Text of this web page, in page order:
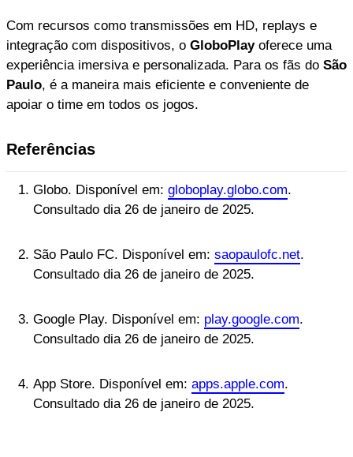
Com recursos como transmissões em HD, replays e
integração com dispositivos, o GloboPlayoferece uma
experiência imersiva e personalizada. Para os fãs do São
Paulo, é a maneira mais eficiente e conveniente de
apoiar o time em todos os jogos.
Referências
Globo. Disponível em: globoplay.globo.com.
Consultado dia 26 de janeiro de 2025.
São Paulo FC. Disponível em: saopaulofc.net.
Consultado dia 26 de janeiro de 2025.
Google Play. Disponível em: play.google.com.
Consultado dia 26 de janeiro de 2025.
App Store. Disponível em: apps.apple.com.
Consultado dia 26 de janeiro de 2025.